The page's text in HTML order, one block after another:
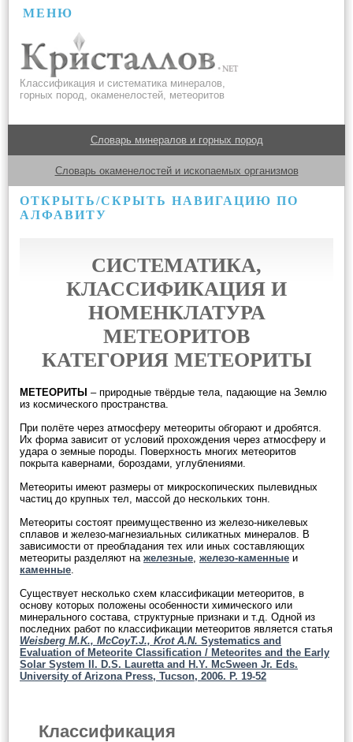
МЕНЮ
Классификация и систематика минералов,
горных пород, окаменелостей, метеоритов
Словарь минералов и горных пород
Словарь окаменелостей и ископаемых организмов
ОТКРЫТЬ/СКРЫТЬ НАВИГАЦИЮ ПО
АЛФАВИТУ
СИСТЕМАТИКА,
КЛАССИФИКАЦИЯ И
НОМЕНКЛАТУРА
МЕТЕОРИТОВ
КАТЕГОРИЯ МЕТЕОРИТЫ
МЕТЕОРИТЫ – природные твёрдые тела, падающие на Землю
из космического пространства.
При полёте через атмосферу метеориты обгорают и дробятся.
Их форма зависит от условий прохождения через атмосферу и
удара о земные породы. Поверхность многих метеоритов
покрыта кавернами, бороздами, углублениями.
Метеориты имеют размеры от микроскопических пылевидных
частиц до крупных тел, массой до нескольких тонн.
Метеориты состоят преимущественно из железо-никелевых
сплавов и железо-магнезиальных силикатных минералов. В
зависимости от преобладания тех или иных составляющих
метеориты разделяют на железные, железо-каменные и
каменные.
Существует несколько схем классификации метеоритов, в
основу которых положены особенности химического или
минерального состава, структурные признаки и т.д. Одной из
последних работ по классификации метеоритов является статья
Weisberg M.K., McCoyT.J., Krot A.N. Systematics and
Evaluation of Meteorite Classification / Meteorites and the Early
Solar System II. D.S. Lauretta and H.Y. McSween Jr. Eds.
University of Arizona Press, Tucson, 2006. P. 19-52
Классификация